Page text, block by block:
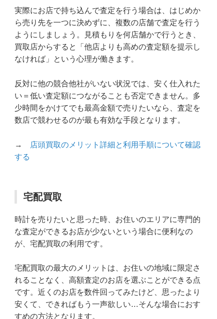
実際にお店で持ち込んで査定を行う場合は、はじめか
ら売り先を一つに決めずに、複数の店舗で査定を行う
ようにしましょう。見積もりを何店舗かで行うとき、
買取店からすると「他店よりも高めの査定額を提示し
なければ」という心理が働きます。
反対に他の競合他社がいない状況では、安く仕入れた
い＝低い査定額につながることも否定できません。多
少時間をかけてでも最高金額で売りたいなら、査定を
数店で競わせるのが最も有効な手段となります。
→
店頭買取のメリット詳細と利用手順について確認
する
宅配買取
時計を売りたいと思った時、お住いのエリアに専門的
な査定ができるお店が少ないという場合に便利なの
が、宅配買取の利用です。
宅配買取の最大のメリットは、お住いの地域に限定さ
れることなく、高額査定のお店を選ぶことができる点
です。近くのお店を数件回ってみたけど、思ったより
安くて、できればもう一声欲しい…そんな場合におす
すめの方法となります。